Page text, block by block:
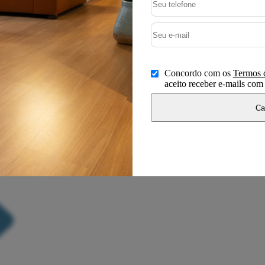
Concordo com os Termos
aceito receber e-mails